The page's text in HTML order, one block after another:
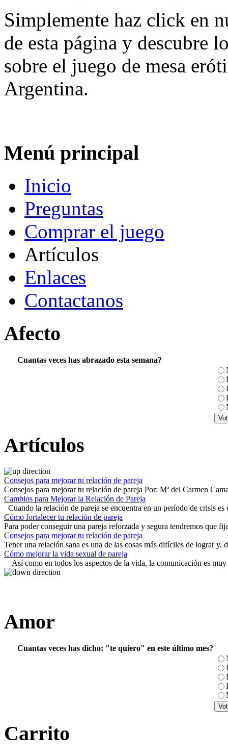
Simplemente haz click en
de esta página y descubre
sobre el juego de mesa
Argentina.
Menú principal
Inicio
Preguntas
Comprar el juego
Artículos
Enlaces
Contactanos
Afecto
Cuantas veces has abrazado esta semana?
Artículos
Consejos para mejorar tu relación de pareja
Consejos para mejorar tu relación de pareja Por: Mª del Carmen
Cambios para Mejorar la Relación de Pareja
Cuando la relación de pareja se encuentra en un período de crisis es
Cómo fortalecer tu relación de pareja
Para poder conseguir una pareja reforzada y segura tendremos que
Consejos para mejorar tu relación de pareja
Tener una relación sana es una de las cosas más difíciles de lograr y,
Cómo mejorar la vida sexual de pareja
Así como en todos los aspectos de la vida, la comunicación es
Amor
Cuantas veces has dicho: "te quiero" en este último mes?
Carrito